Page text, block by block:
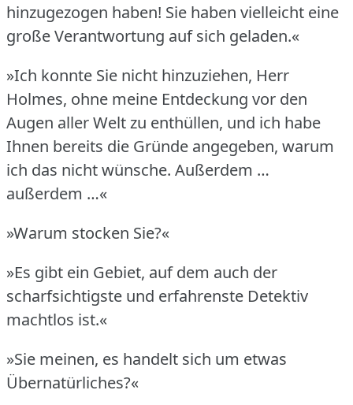
hinzugezogen haben! Sie haben vielleicht eine
große Verantwortung auf sich geladen.«
»Ich konnte Sie nicht hinzuziehen, Herr
Holmes, ohne meine Entdeckung vor den
Augen aller Welt zu enthüllen, und ich habe
Ihnen bereits die Gründe angegeben, warum
ich das nicht wünsche. Außerdem …
außerdem …«
»Warum stocken Sie?«
»Es gibt ein Gebiet, auf dem auch der
scharfsichtigste und erfahrenste Detektiv
machtlos ist.«
»Sie meinen, es handelt sich um etwas
Übernatürliches?«